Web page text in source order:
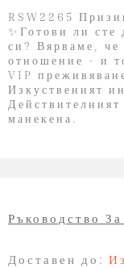
RSW2265
✨Готови ли сте
си? Вярваме, че
отношение - и
VIP
Изкуственият
манекена.
Доставен до:
Ръководство